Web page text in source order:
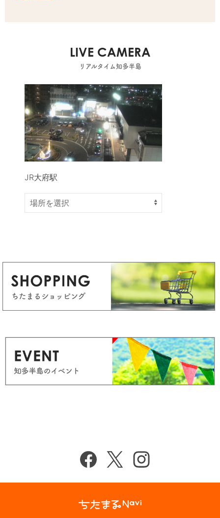
LIVE CAMERA
リアルタイム知多半島
JR大府駅